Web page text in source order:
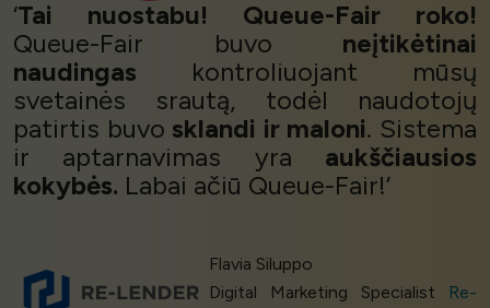
‘Tai nuostabu! Queue-Fair roko!
Queue-Fair buvo neįtikėtinai
naudingas kontroliuojant mūsų
svetainės srautą, todėl naudotojų
patirtis buvosklandi ir maloni. Sistema
ir aptarnavimas yra aukščiausios
kokybės. Labai ačiū Queue-Fair!’
Flavia Siluppo
Digital Marketing Specialist
Re-